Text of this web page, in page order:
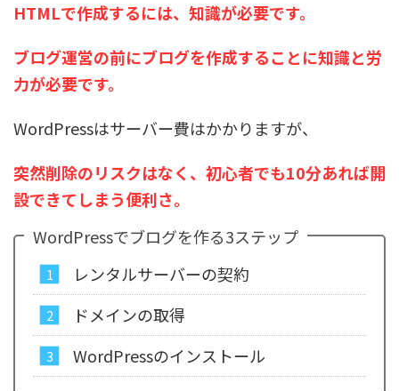
HTMLで作成するには、知識が必要です。
ブログ運営の前にブログを作成することに知識と労
力が必要です。
WordPressはサーバー費はかかりますが、
突然削除のリスクはなく、初心者でも10分あれば開
設できてしまう便利さ。
WordPressでブログを作る3ステップ
レンタルサーバーの契約
ドメインの取得
WordPressのインストール